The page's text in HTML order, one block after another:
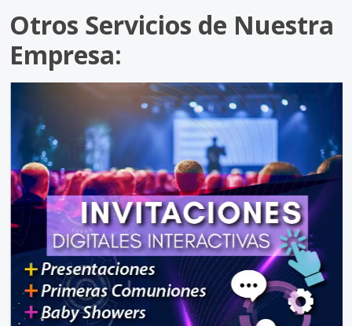
Otros Servicios de Nuestra
Empresa: